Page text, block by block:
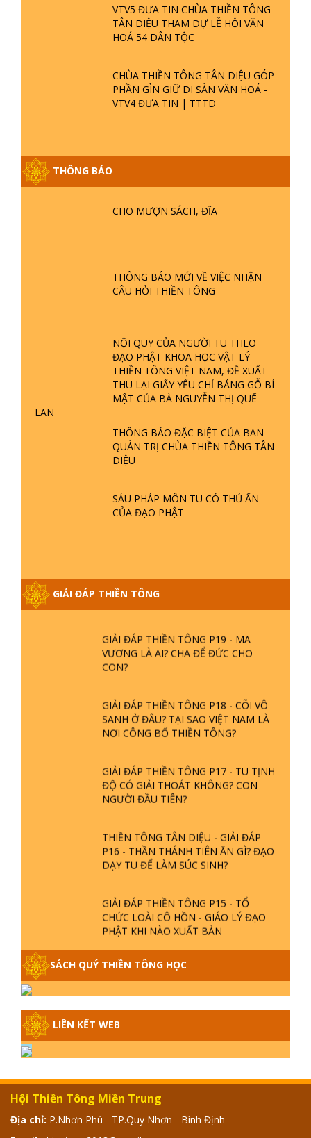
VTV5 ĐƯA TIN CHÙA THIỀN TÔNG
TÂN DIỆU THAM DỰ LỄ HỘI VĂN
HOÁ 54 DÂN TỘC
CHÙA THIỀN TÔNG TÂN DIỆU GÓP
PHẦN GÌN GIỮ DI SẢN VĂN HOÁ -
VTV4 ĐƯA TIN | TTTD
THÔNG BÁO
CHO MƯỢN SÁCH, ĐĨA
THÔNG BÁO MỚI VỀ VIỆC NHẬN
CÂU HỎI THIỀN TÔNG
NỘI QUY CỦA NGƯỜI TU THEO
ĐẠO PHẬT KHOA HỌC VẬT LÝ
THIỀN TÔNG VIỆT NAM, ĐỀ XUẤT
THU LẠI GIẤY YẾU CHỈ BẢNG GỖ BÍ
MẬT CỦA BÀ NGUYỄN THỊ QUẾ
LAN
THÔNG BÁO ĐẶC BIỆT CỦA BAN
QUẢN TRỊ CHÙA THIỀN TÔNG TÂN
DIỆU
SÁU PHÁP MÔN TU CÓ THỦ ẤN
CỦA ĐẠO PHẬT
GIẢI ĐÁP THIỀN TÔNG
GIẢI ĐÁP ĐẶC BIỆT P25 - SUỐT 49
NĂM PHẬT KHÔNG NÓI? HỘI LONG
TTTD
TĂNG? | TTTD
GIẢI ĐÁP THIỀN TÔNG ĐẶC BIỆT P22
- TẠI SAO TRÁI ĐẤT NHIỀU THIÊN TAI
- LŨ LỤT - HỎA HOẠN | TTTD
GIẢI ĐÁP THIỀN TÔNG ĐẶC BIỆT P21
- TẠI SAO ĐỨC PHẬT BƯỚC ĐI 7
BƯỚC TRÊN HOA SEN ? | TTTD
GIẢI ĐÁP VỀ LỄ TIỄN THIỀN TÔNG SƯ
NGỌC LÂM VỀ PHẬT GIỚI
PHẦN 20 - BÁC NGUYỄN NHÂN LÀ AI?
PHIỀN NÃO DO ĐÂU MÀ CÓ?
GIẢI ĐÁP THIỀN TÔNG P19 - MA
VƯƠNG LÀ AI? CHA ĐỂ ĐỨC CHO
CON?
GIẢI ĐÁP THIỀN TÔNG P18 - CÕI VÔ
SANH Ở ĐÂU? TẠI SAO VIỆT NAM LÀ
NƠI CÔNG BỐ THIỀN TÔNG?
GIẢI ĐÁP THIỀN TÔNG P17 - TU TỊNH
ĐỘ CÓ GIẢI THOÁT KHÔNG? CON
NGƯỜI ĐẦU TIÊN?
THIỀN TÔNG TÂN DIỆU - GIẢI ĐÁP
P16 - THẦN THÁNH TIÊN ĂN GÌ? ĐẠO
DẠY TU ĐỂ LÀM SÚC SINH?
GIẢI ĐÁP THIỀN TÔNG P15 - TỔ
CHỨC LOÀI CÔ HỒN - GIÁO LÝ ĐẠO
PHẬT KHI NÀO XUẤT BẢN
GIẢI ĐÁP THIỀN TÔNG ĐẶC BIỆT -
P14 - NGUỒN GỐC ÂM LỊCH DƯƠNG
GIẢI ĐÁP THIỀN TÔNG ĐẶC BIỆT -
P13 - CON NGƯỜI TU THÀNH PHẬT
ĐƯỢC KHÔNG? XÁ LỢI PHẬT THẬT -
GIẢI ĐÁP THIỀN TÔNG ĐẶC BIỆT -
P12 - SỰ THẬT VỀ ĐẠI HỒNG THỦY?
TRỜI ĐÁNH THÁNH ĐÂM THẦN VẶN
SÁCH QUÝ THIỀN TÔNG HỌC
LIÊN KẾT WEB
Hội Thiền Tông Miền Trung
Địa chỉ: P.Nhơn Phú - TP.Quy Nhơn - Bình Định